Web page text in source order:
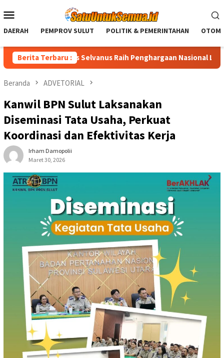
ke
Mobile
DAERAH PEMPROV SULUT POLITIK & PEMERINTAHAN
Berita Terbaru :
Yulius Selvanus Raih Penghargaan Nasional LPM RI
Beranda ADVETORIAL
Kanwil BPN Sulut Laksanakan
Diseminasi Tata Usaha, Perkuat
Koordinasi dan Efektivitas Kerja
Irham Damopolii
Maret 30, 2026